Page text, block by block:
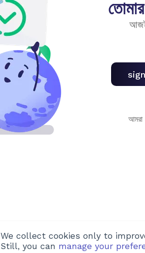
আজই
আমরা
We collect cookies only to
Still, you can manage your